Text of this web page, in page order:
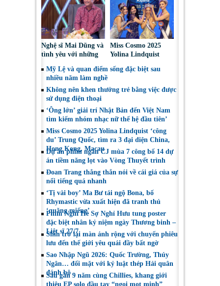
Toronto 2026
Nghệ sĩ Mai Dũng và
tình yêu với những
Miss Cosmo 2025
Yolina Lindquist
đại diện mới tranh
Mỹ Lệ và quan điểm sống đặc biệt sau
nhiều năm làm nghề
Không nên khen thưởng trẻ bằng việc được
sử dụng điện thoại
‘Ông lớn’ giải trí Nhật Bản đến Việt Nam
tìm kiếm nhóm nhạc nữ thế hệ đầu tiên’
Miss Cosmo 2025 Yolina Lindquist ‘công
du’ Trung Quốc, tìm ra 3 đại diện China,
Hong Kong, Macau
Dự án phim ngắn CJ mùa 7 công bố 14 dự
án tiềm năng lọt vào Vòng Thuyết trình
Đoan Trang thẳng thắn nói về cái giá của sự
nổi tiếng quá nhanh
‘Tị vài boy’ Ma Bư tái ngộ Bona, bố
Rhymastic vừa xuất hiện đã tranh thủ
‘quăng miếng’
Phim Nghỉ Hè Sợ Nghỉ Hưu tung poster
đặc biệt nhân kỷ niệm ngày Thương binh –
Liệt sĩ 27/7
Shin trở lại màn ảnh rộng với chuyến phiêu
lưu đến thế giới yêu quái đầy bất ngờ
Sao Nhập Ngũ 2026: Quốc Trường, Thúy
Ngân… đối mặt với kỷ luật thép Hải quân
đánh bộ
Sau gần 9 năm cùng Chillies, khang giới
thiệu EP solo đầu tay “ngoi mot minh”